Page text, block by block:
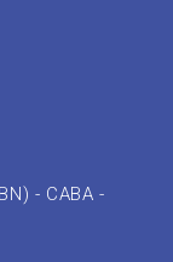
- CABA -